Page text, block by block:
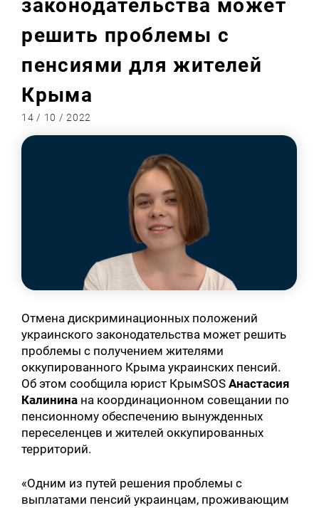
законодательства может
решить проблемы с
пенсиями для жителей
Крыма
14 / 10 / 2022
Отмена дискриминационных положений
украинского законодательства может решить
проблемы с получением жителями
оккупированного Крыма украинских пенсий.
Об этом сообщила юрист КрымSOSАнастасия
Калинина на координационном совещании по
пенсионному обеспечению вынужденных
переселенцев и жителей оккупированных
территорий.
«Одним из путей решения проблемы с
выплатами пенсий украинцам, проживающим